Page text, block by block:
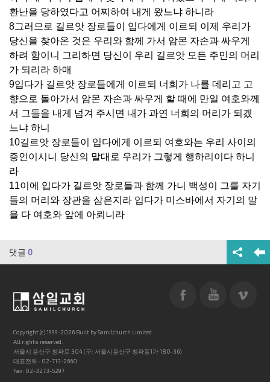
환난을 당하였다고 어찌하여 내게 왔느냐 하니라
8그러므로 길르앗 장로들이 입다에게 이르되 이제 우리가
당신을 찾아온 것은 우리와 함께 가서 암몬 자손과 싸우게
하려 함이니 그리하면 당신이 우리 길르앗 모든 주민의 머리
가 되리라 하매
9입다가 길르앗 장로들에게 이르되 너희가 나를 데리고 고
향으로 돌아가서 암몬 자손과 싸우게 할 때에 만일 여호와께
서 그들을 내게 넘겨 주시면 내가 과연 너희의 머리가 되겠
느냐 하니
10길르앗 장로들이 입다에게 이르되 여호와는 우리 사이의
증인이시니 당신의 말대로 우리가 그렇게 행하리이다 하니
라
11이에 입다가 길르앗 장로들과 함께 가니 백성이 그를 자기
들의 머리와 장관을 삼은지라 입다가 미스바에서 자기의 말
을 다 여호와 앞에 아뢰니라
댓글 0
Copyright (c) 1999-2026 Built by Samilchurch Limited.
All rights reserved.
서울시 용산구 청파로 304 (구: 서울시용산구 청파동1가 180-36)
대표전화 : 02-713-2660
Fax: 02-3273-5297